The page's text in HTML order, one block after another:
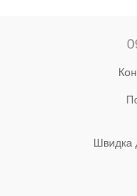
Швидка